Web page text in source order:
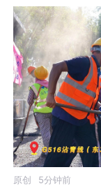
原创 5分钟前